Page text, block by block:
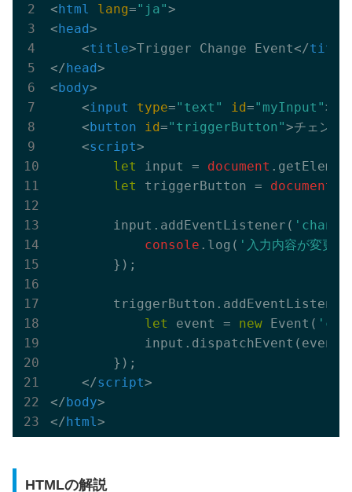
<html lang="ja">
<head>
<title>Trigger Change Event</title
</head>
<body>
<input type="text" id="myInput">
<button id="triggerButton">チェンジ
<script>
let
input = document
let
triggerButton = document
        input.addEventListener(
console .log( '入力内容が変更
        });
let
event = new Event(
        });
</script>
</body>
</html>
HTMLの解説